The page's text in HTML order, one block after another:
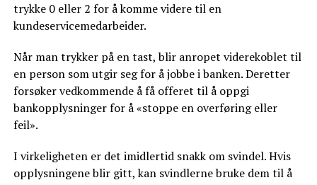
trykke 0 eller 2 for å komme videre til en
kundeservicemedarbeider.
Når man trykker på en tast, blir anropet viderekoblet til
en person som utgir seg for å jobbe i banken. Deretter
forsøker vedkommende å få offeret til å oppgi
bankopplysninger for å «stoppe en overføring eller
feil».
I virkeligheten er det imidlertid snakk om svindel. Hvis
opplysningene blir gitt, kan svindlerne bruke dem til å